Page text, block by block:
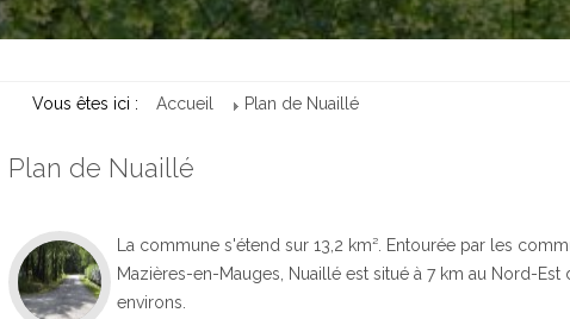
Vous êtes ici : Accueil Plan de Nuaillé
Plan de Nuaillé
La commune s'étend sur 13,2 km². Entourée par les
Mazières-en-Mauges, Nuaillé est situé à 7 km au Nord-
environs.